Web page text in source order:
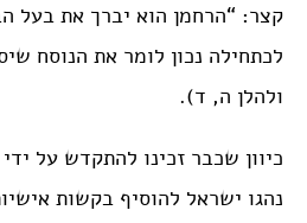
קצר: “הרחמן הוא יברך את בעל
לכתחילה נכון לומר את הנוסח
ולהלן ה, ד).
כיוון שכבר זכינו להתקדש על
נהגו ישראל להוסיף בקשות